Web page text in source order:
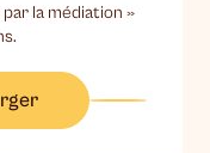
la médiation »